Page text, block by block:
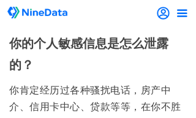
끀
你的个人敏感信息是怎么泄露
的？
你肯定经历过各种骚扰电话，房产中
介、信用卡中心、贷款等等，在你不胜